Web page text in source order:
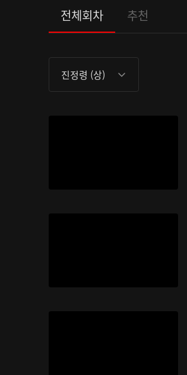
전체회차 추천
진정령 (상)